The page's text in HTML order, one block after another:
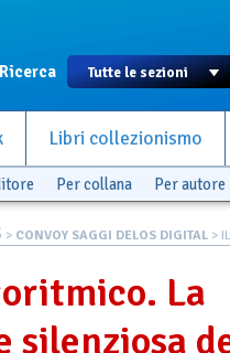
Ricerca
Libri collezionismo
Per collana Per autore
> CONVOY SAGGI DELOS DIGITAL >
La
silenziosa